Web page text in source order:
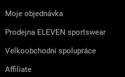
Moje objednávka
Prodejna ELEVEN sportswear
Velkoobchodní spolupráce
Affiliate